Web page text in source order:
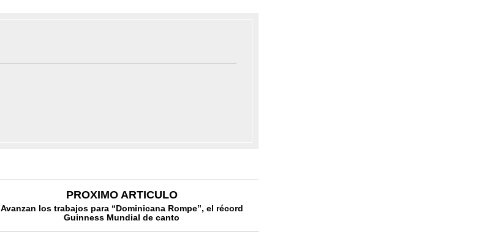
PROXIMO ARTICULO
Avanzan los trabajos para “Dominicana Rompe”, el récord
Guinness Mundial de canto